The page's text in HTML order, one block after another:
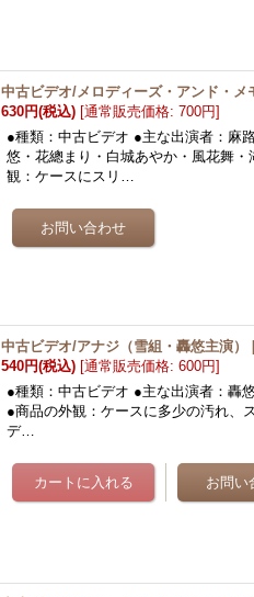
中古ビデオ/メロディーズ・アンド・メ
630円(税込) [通常販売価格: 700円]
●種類：中古ビデオ ●主な出演者：麻
悠・花總まり・白城あやか・風花舞
観：ケースにスリ…
中古ビデオ/アナジ（雪組・轟悠主演）
540円(税込) [通常販売価格: 600円]
●種類：中古ビデオ ●主な出演者：轟
●商品の外観：ケースに多少の汚れ、
デ…